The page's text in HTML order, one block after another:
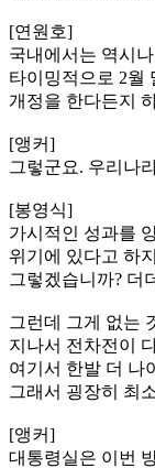
[연원호]
국내에서는 역시
타이밍적으로 2월
개정을 한다든지
[앵커]
그렇군요. 우리나
[봉영식]
가시적인 성과를
위기에 있다고 하
그렇겠습니까? 더
그런데 그게 없는
지나서 전차전이
여기서 한발 더 나
그래서 굉장히 최
[앵커]
대통령실은 이번